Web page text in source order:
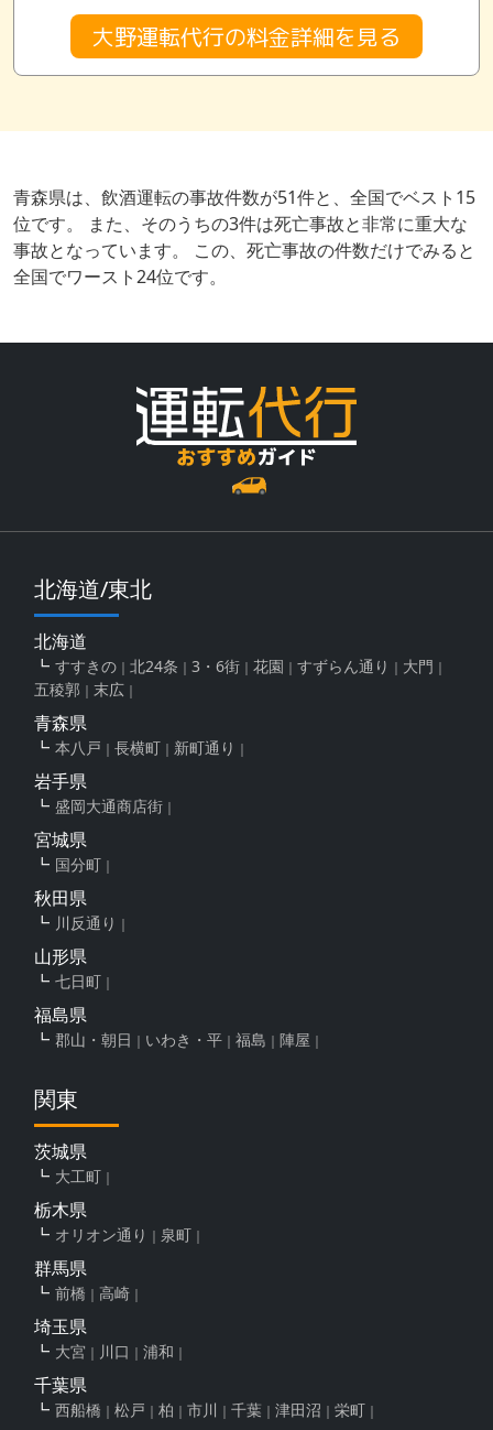
大野運転代行の料金詳細を見る
青森県は、飲酒運転の事故件数が51件と、全国でベスト15
位です。 また、そのうちの3件は死亡事故と非常に重大な
事故となっています。 この、死亡事故の件数だけでみると
全国でワースト24位です。
北海道/東北
北海道
すすきの 北24条 3・6街 花園 すずらん通り
大門
五稜郭
末広
青森県
本八戸 長横町 新町通り
岩手県
盛岡大通商店街
宮城県
国分町
秋田県
川反通り
山形県
七日町
福島県
郡山・朝日 いわき・平 福島 陣屋
関東
茨城県
大工町
栃木県
オリオン通り 泉町
群馬県
前橋 高崎
埼玉県
大宮 川口 浦和
千葉県
西船橋 松戸 柏 市川 千葉 津田沼 栄町